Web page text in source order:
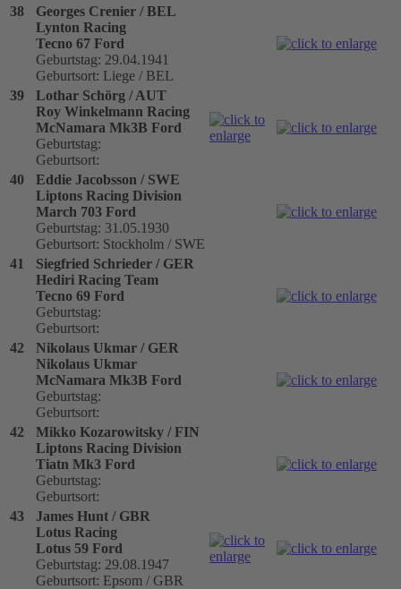
38
Georges Crenier / BEL
Lynton Racing
Tecno 67 Ford
Geburtstag: 29.04.1941
Geburtsort: Liege / BEL
39
Lothar Schörg / AUT
Roy Winkelmann Racing
McNamara Mk3B Ford
Geburtstag:
Geburtsort:
40
Eddie Jacobsson / SWE
Liptons Racing Division
March 703 Ford
Geburtstag: 31.05.1930
Geburtsort: Stockholm / SWE
41
Siegfried Schrieder / GER
Hediri Racing Team
Tecno 69 Ford
Geburtstag:
Geburtsort:
42
Nikolaus Ukmar / GER
Nikolaus Ukmar
McNamara Mk3B Ford
Geburtstag:
Geburtsort:
42
Mikko Kozarowitsky / FIN
Liptons Racing Division
Tiatn Mk3 Ford
Geburtstag:
Geburtsort:
43
James Hunt / GBR
Lotus Racing
Lotus 59 Ford
Geburtstag: 29.08.1947
Geburtsort: Epsom / GBR